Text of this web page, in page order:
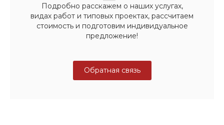
Подробно расскажем о наших услугах,
видах работ и типовых проектах, рассчитаем
стоимость и подготовим индивидуальное
предложение!
Обратная связь